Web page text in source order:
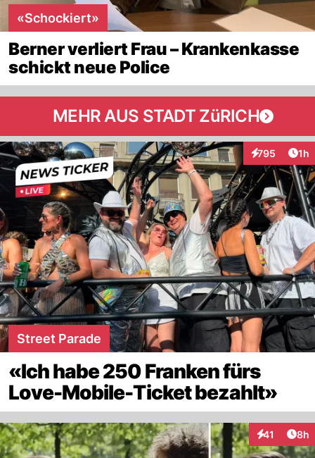
«Schockiert»
Berner verliert Frau – Krankenkasse
schickt neue Police
MEHR AUS STADT ZüRICH
795
Interaktionen
1h
Street Parade
«Ich habe 250 Franken fürs
Love-Mobile-Ticket bezahlt»
41
Interaktionen
8h